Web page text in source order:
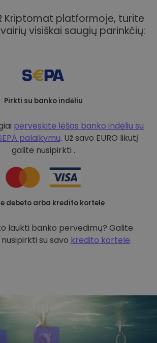
Kriptomat platformoje, turite
visiškai saugių parinkčių:
Pirkti su banko indėliu
perveskite lėšas banko indėliu su
palaikymu. Už savo EURO likutį
galite nusipirkti .
debeto arba kredito kortele
laukti banko pervedimų? Galite
su savo kredito kortele.